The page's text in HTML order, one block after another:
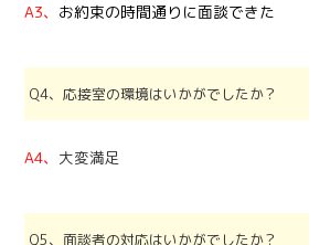
A3、 お約束の時間通りに面談できた
Q4、応接室の環境はいかがでしたか？
A4、 大変満足
Q5、面談者の対応はいかがでしたか？